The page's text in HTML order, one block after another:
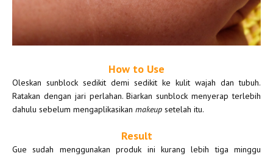
How to Use
Oleskan sunblock sedikit demi sedikit ke kulit wajah dan tubuh.
Ratakan dengan jari perlahan. Biarkan sunblock menyerap terlebih
dahulu sebelum mengaplikasikan makeup setelah itu.
Result
Gue sudah menggunakan produk ini kurang lebih tiga minggu